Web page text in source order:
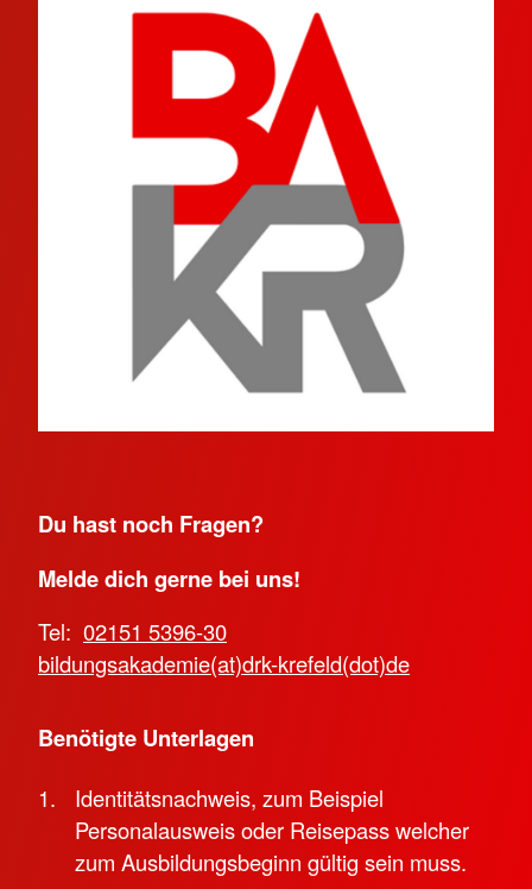
Du hast noch Fragen?
Melde dich gerne bei uns!
Tel: 02151 5396-30
bildungsakademie(at)drk-krefeld(dot)de
Benötigte Unterlagen
Identitätsnachweis, zum Beispiel
Personalausweis oder Reisepass welcher
zum Ausbildungsbeginn gültig sein muss.